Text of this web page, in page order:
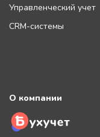
Управленческий учет
CRM-системы
О компании